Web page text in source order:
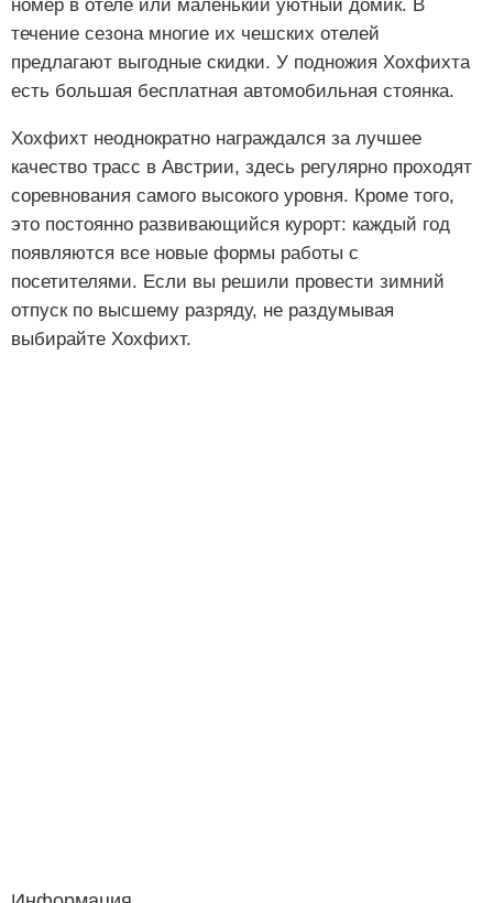
номер в отеле или маленький уютный домик. В
течение сезона многие их чешских отелей
предлагают выгодные скидки. У подножия Хохфихта
есть большая бесплатная автомобильная стоянка.
Хохфихт неоднократно награждался за лучшее
качество трасс в Австрии, здесь регулярно проходят
соревнования самого высокого уровня. Кроме того,
это постоянно развивающийся курорт: каждый год
появляются все новые формы работы с
посетителями. Если вы решили провести зимний
отпуск по высшему разряду, не раздумывая
выбирайте Хохфихт.